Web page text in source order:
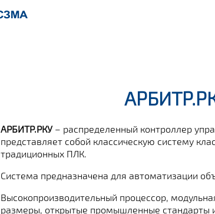
АРБИТР.РКУ– распределенный контроллер
представляет собой классическую систему
традиционных ПЛК.
Система предназначена для автоматизации
Высокопроизводительный процессор,
размеры, открытые промышленные стандарты